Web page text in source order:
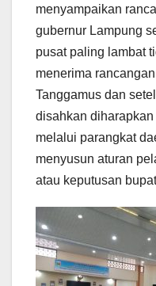
menyampaikan
gubernur Lampung
pusat paling lambat
menerima
Tanggamus dan
disahkan
melalui parangkat
menyusun aturan
atau keputusan